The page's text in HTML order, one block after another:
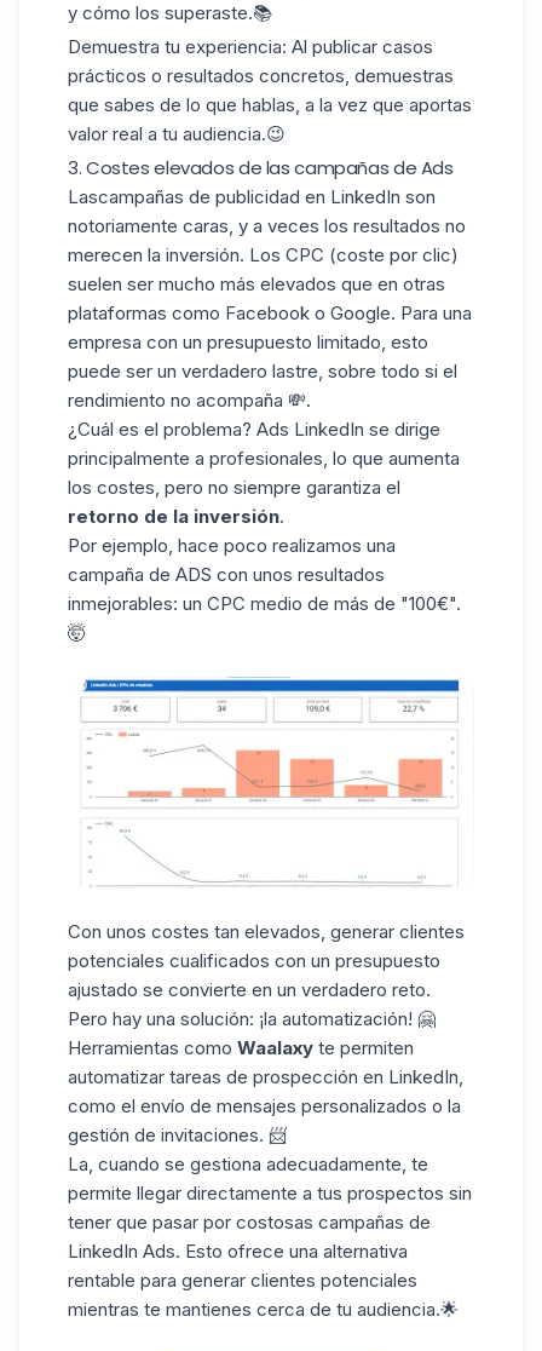
y cómo los superaste.📚
Demuestra tu experiencia: Al publicar casos
prácticos o resultados concretos, demuestras
que sabes de lo que hablas, a la vez que aportas
valor real a tu audiencia.😉
3. Costes elevados de las campañas de Ads
Lascampañas de publicidad en LinkedIn son
notoriamente caras, y a veces los resultados no
merecen la inversión. Los CPC (coste por clic)
suelen ser mucho más elevados que en otras
plataformas como Facebook o Google. Para una
empresa con un presupuesto limitado, esto
puede ser un verdadero lastre, sobre todo si el
rendimiento no acompaña 💸.
¿Cuál es el problema? Ads LinkedIn se dirige
principalmente a profesionales, lo que aumenta
los costes, pero no siempre garantiza el
retorno de la inversión.
Por ejemplo, hace poco realizamos una
campaña de ADS con unos resultados
inmejorables: un CPC medio de más de "100€".
🤯
Con unos costes tan elevados, generar clientes
potenciales cualificados con un presupuesto
ajustado se convierte en un verdadero reto.
Pero hay una solución: ¡la automatización! 🤗
Herramientas como Waalaxy te permiten
automatizar tareas de prospección en LinkedIn,
como el envío de mensajes personalizados o la
gestión de invitaciones. 📨
La, cuando se gestiona adecuadamente, te
permite llegar directamente a tus prospectos sin
tener que pasar por costosas campañas de
LinkedIn Ads. Esto ofrece una alternativa
rentable para generar clientes potenciales
mientras te mantienes cerca de tu audiencia.🌟